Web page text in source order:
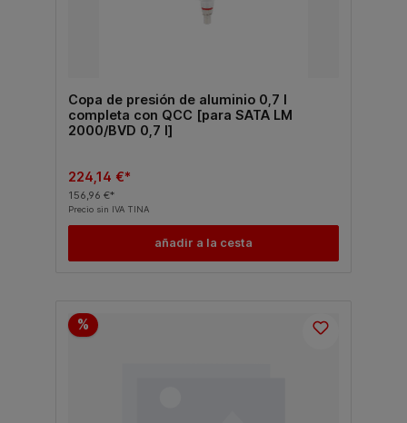
Copa de presión de aluminio 0,7 l
completa con QCC [para SATA LM
2000/BVD 0,7 l]
224,14 €*
156,96 €*
Precio sin IVA TINA
añadir a la cesta
%